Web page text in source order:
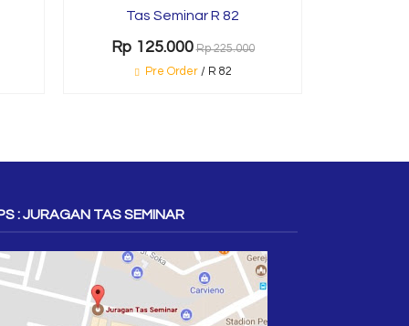
Tas Seminar R 82
Rp 125.000 Rp 225.000
Pre Order/ R 82
: JURAGAN TAS SEMINAR